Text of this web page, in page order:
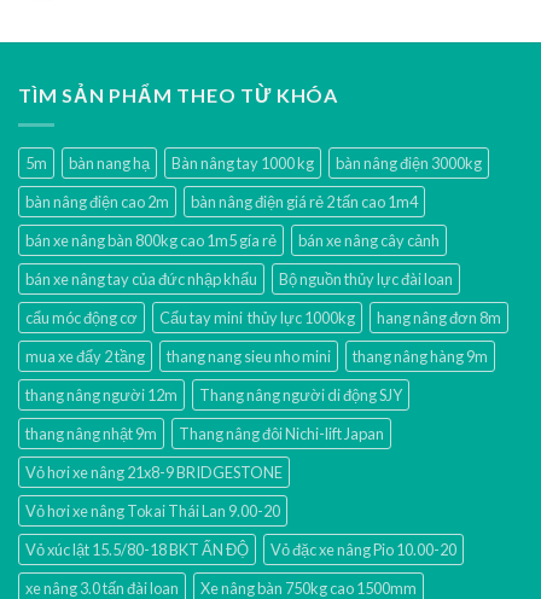
TÌM SẢN PHẨM THEO TỪ KHÓA
5m bàn nang hạ Bàn nâng tay 1000 kg
bàn nâng điện 3000kg
bàn nâng điện cao 2m
bàn nâng điện giá rẻ 2 tấn cao 1m4
bán xe nâng bàn 800kg cao 1m5 gía rẻ
bán xe nâng cây cảnh
bán xe nâng tay của đức nhập khẩu
Bộ nguồn thủy lực đài loan
cẩu móc động cơ
Cẩu tay mini thủy lực 1000kg
hang nâng đơn 8m
mua xe đẩy 2 tầng
thang nang sieu nho mini
thang nâng hàng 9m
thang nâng người 12m
Thang nâng người di động SJY
thang nâng nhật 9m
Thang nâng đôi Nichi-lift Japan
Vỏ hơi xe nâng 21x8-9 BRIDGESTONE
Vỏ hơi xe nâng Tokai Thái Lan 9.00-20
Vỏ xúc lật 15.5/80-18 BKT ẤN ĐỘ
Vỏ đặc xe nâng Pio 10.00-20
xe nâng 3.0 tấn đài loan
Xe nâng bàn 750kg cao 1500mm